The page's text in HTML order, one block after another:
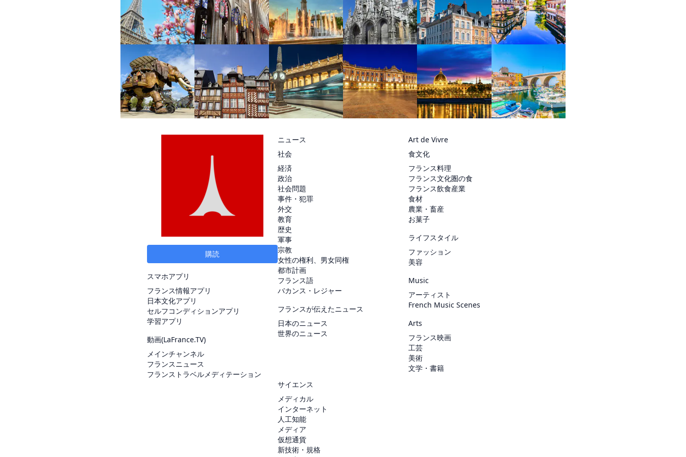
購読
スマホアプリ
フランス情報アプリ
日本文化アプリ
セルフコンディションアプリ
学習アプリ
動画(LaFrance.TV)
メインチャンネル
フランスニュース
フランストラベルメディテーション
ニュース
社会
経済
政治
社会問題
事件・犯罪
外交
教育
歴史
軍事
宗教
女性の権利、男女同権
都市計画
フランス語
バカンス・レジャー
フランスが伝えたニュース
日本のニュース
世界のニュース
Art de Vivre
食文化
フランス料理
フランス文化圏の食
フランス飲食産業
食材
農業・畜産
お菓子
ライフスタイル
ファッション
美容
Music
アーティスト
French Music Scenes
Arts
フランス映画
工芸
美術
文学・書籍
サイエンス
メディカル
インターネット
人工知能
メディア
仮想通貨
新技術・規格